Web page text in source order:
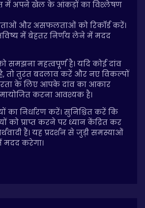
में अपने खेल के आंकड़ों का विश्लेषण
और असफलताओं को रिकॉर्ड करें।
में बेहतर निर्णय लेने में मदद
समझना महत्वपूर्ण है। यदि कोई दांव
तो तुरंत बदलाव करें और नए विकल्पों
के लिए आपके दांव का आकार
करना आवश्यक है।
का निर्धारण करें। सुनिश्चित करें कि
को प्राप्त करने पर ध्यान केंद्रित कर
हैं। यह प्रदर्शन से जुड़ी समस्याओं
मदद करेगा।